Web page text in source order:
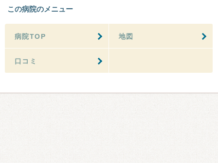
この病院のメニュー
病院TOP 地図
口コミ